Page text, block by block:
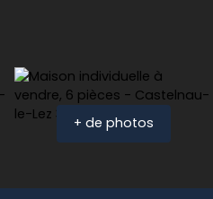
+ de photos